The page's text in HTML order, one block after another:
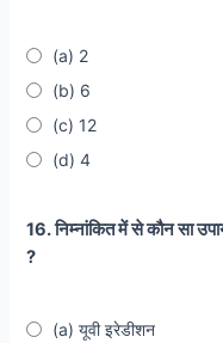
(a) 2
(b) 6
(c) 12
(d) 4
16. निम्नांकित में से कौन सा
?
(a) यूवी इरेडीशन